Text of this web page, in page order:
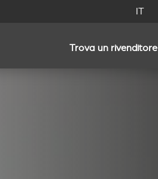
IT
Trova un rivenditore